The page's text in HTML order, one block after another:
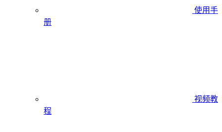
使用手
册
视频教
程